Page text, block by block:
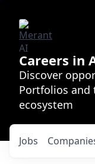
Careers in
Discover
Portfolios and
ecosystem
Jobs